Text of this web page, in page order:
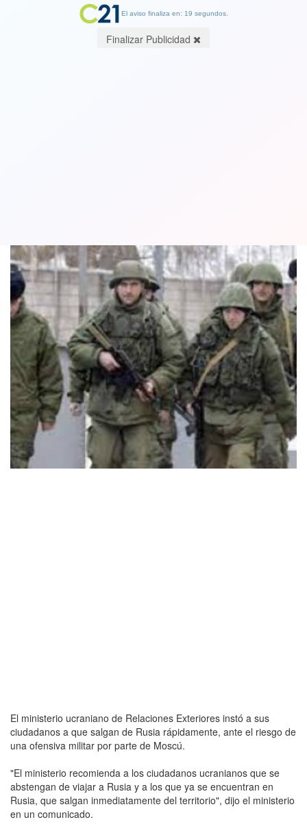
El ministerio ucraniano de Relaciones Exteriores instó a sus
ciudadanos a que salgan de Rusia rápidamente, ante el riesgo de
una ofensiva militar por parte de Moscú.
"El ministerio recomienda a los ciudadanos ucranianos que se
abstengan de viajar a Rusia y a los que ya se encuentran en
Rusia, que salgan inmediatamente del territorio", dijo el ministerio
en un comunicado.
El aviso finaliza en: 19 segundos.
Finalizar Publicidad